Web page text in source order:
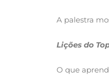
A palestra
Lições do
O que